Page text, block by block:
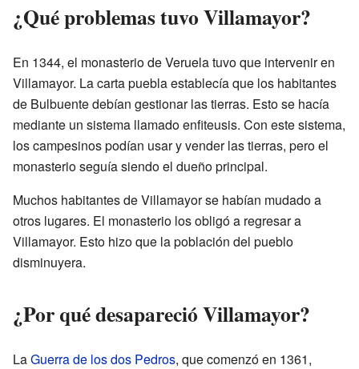
¿Qué problemas tuvo Villamayor?
En 1344, el monasterio de Veruela tuvo que intervenir en
Villamayor. La carta puebla establecía que los habitantes
de Bulbuente debían gestionar las tierras. Esto se hacía
mediante un sistema llamado enfiteusis. Con este sistema,
los campesinos podían usar y vender las tierras, pero el
monasterio seguía siendo el dueño principal.
Muchos habitantes de Villamayor se habían mudado a
otros lugares. El monasterio los obligó a regresar a
Villamayor. Esto hizo que la población del pueblo
disminuyera.
¿Por qué desapareció Villamayor?
LaGuerra de los dos Pedros, que comenzó en 1361,